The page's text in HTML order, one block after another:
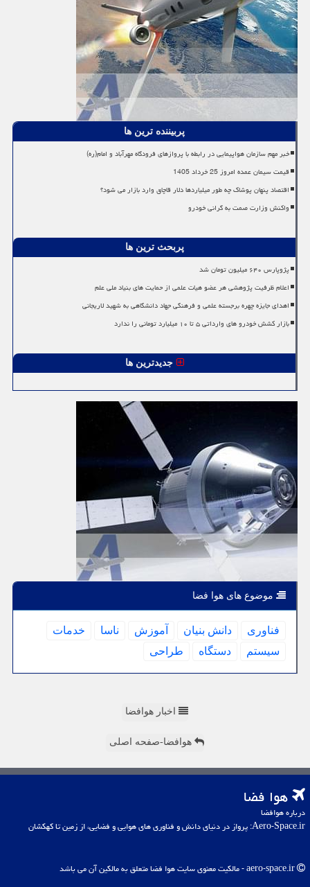
پربیننده ترین ها
خبر مهم سازمان هواپیمایی در رابطه با پروازهای فرودگاه مهرآباد و امام(ره)
قیمت سیمان عمده امروز 25 خرداد 1405
اقتصاد پنهان پوشاک چه طور میلیاردها دلار قاچاق وارد بازار می شود؟
واکنش وزارت صمت به گرانی خودرو
پربحث ترین ها
پژوپارس ۶۴۰ میلیون تومان شد
اعلام ظرفیت پژوهشی هر عضو هیات علمی از حمایت های بنیاد ملی علم
اهدای جایزه چهره برجسته علمی و فرهنگی جهاد دانشگاهی به شهید لاریجانی
بازار کشش خودرو های وارداتی ۵ تا ۱۰ میلیارد تومانی را ندارد
جدیدترین ها
موضوع های هوا فضا
فناوری دانش بنیان آموزش ناسا
خدمات
سیستم
دستگاه طراحی
اخبار هوافضا
هوافضا-صفحه اصلی
هوا فضا
درباره هوافضا
Aero-Space.ir: پرواز در دنیای دانش و فناوری های هوایی و فضایی، از زمین تا کهکشان